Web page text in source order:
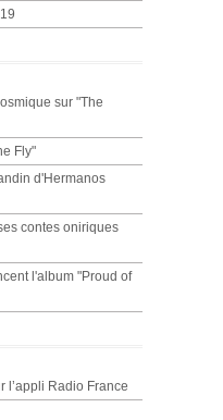
sur "The
Fly"
d'Hermanos
contes oniriques
l'album "Proud of
l’appli Radio France